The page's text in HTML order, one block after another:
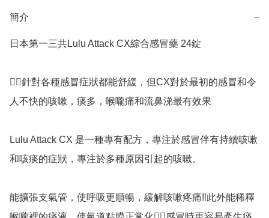
簡介 −
日本第一三共Lulu Attack CX綜合感冒藥 24錠
👍🏻針對各種感冒症狀都能舒緩，但CX對於最初的感冒和令
人不快的咳嗽，痰多，喉嚨痛和流鼻涕最有效果
Lulu Attack CX 是一種專有配方，專注於感冒伴有持續咳嗽
和咳痰的症狀，專注於多種原因引起的咳嗽。
能擴張支氣管，使呼吸更順暢，緩解咳嗽疼痛‼️此外能稀釋